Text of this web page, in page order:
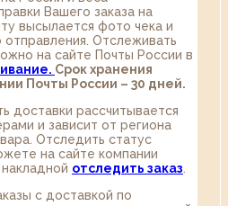
Вашего заказа на
высылается фото чека и
Отслеживать
на сайте Почты России в
Срок хранения
Почты России – 30 дней.
доставки рассчитывается
и зависит от региона
Отследить статус
на сайте компании
отследить заказ
с доставкой по